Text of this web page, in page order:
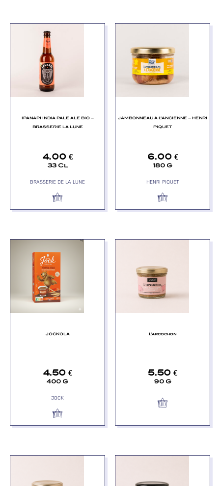
IPANAPI INDIA PALE ALE BIO –
BRASSERIE LA LUNE
4.00 €
33 Cl
BRASSERIE DE LA LUNE
JAMBONNEAU À L’ANCIENNE – HENRI
PIQUET
6.00 €
180 G
HENRI PIQUET
JOCKOLA
4.50 €
400 G
JOCK
L’arcochon
5.50 €
90 G